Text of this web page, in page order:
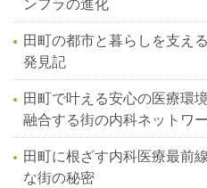
ンフラの進化
田町の都市と暮らしを支え
発見記
田町で叶える安心の医療環
融合する街の内科ネットワ
田町に根ざす内科医療最前
な街の秘密